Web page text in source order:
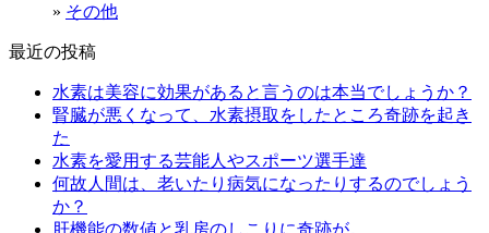
その他
最近の投稿
水素は美容に効果があると言うのは本当でしょうか？
腎臓が悪くなって、水素摂取をしたところ奇跡を起き
た
水素を愛用する芸能人やスポーツ選手達
何故人間は、老いたり病気になったりするのでしょう
か？
肝機能の数値と乳房のしこりに奇跡が。